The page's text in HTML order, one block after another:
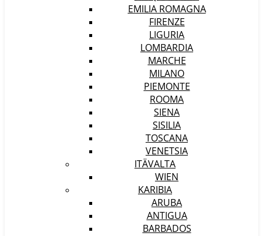
EMILIA ROMAGNA
FIRENZE
LIGURIA
LOMBARDIA
MARCHE
MILANO
PIEMONTE
ROOMA
SIENA
SISILIA
TOSCANA
VENETSIA
ITÄVALTA
WIEN
KARIBIA
ARUBA
ANTIGUA
BARBADOS